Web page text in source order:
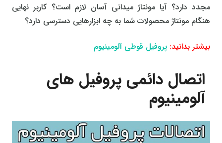
مجدد دارد؟ آیا مونتاژ میدانی آسان لازم است؟ کاربر نهایی
هنگام مونتاژ محصولات شما به چه ابزارهایی دسترسی دارد؟
بیشتر بدانید: پروفیل قوطی آلومینیوم
اتصال دائمی پروفیل های
آلومینیوم